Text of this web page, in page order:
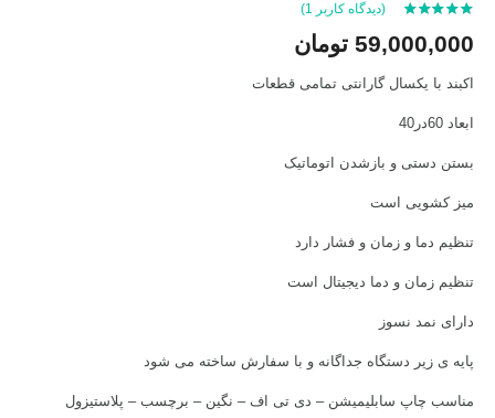
1
مشتری
(دیدگاه کاربر 1
)
59,000,000 تومان
اکبند با یکسال گارانتی تمامی قطعات
ابعاد 60در40
بستن دستی و بازشدن اتوماتیک
میز کشویی است
تنظیم دما و زمان و فشار دارد
تنظیم زمان و دما دیجیتال است
دارای نمد نسوز
پایه ی زیر دستگاه جداگانه و با سفارش ساخته می شود
مناسب چاپ سابلیمیشن – دی تی اف – نگین – برچسب – پلاستیزول